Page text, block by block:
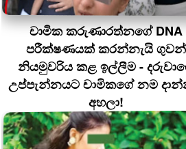
චාමික කරුණාරත්නගේ DNA
පරීක්ෂණයක් කරන්නැයි ගුවන්
නියමුවරිය කළ ඉල්ලීම -
උප්පැන්නයට චාමිකගේ නම
අහලා!